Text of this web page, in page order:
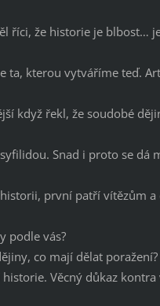
říci, že historie je blbost…
kterou vytváříme teď.
řekl, že soudobé
Snad i proto se dá
první patří vítězům a
vás?
co mají dělat poražení?
Věcný důkaz